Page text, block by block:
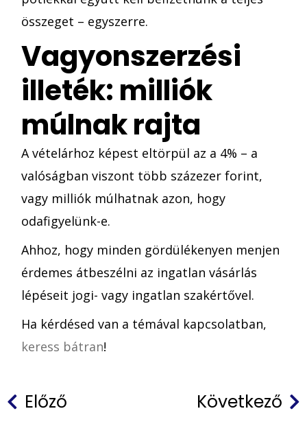
összeget – egyszerre.
Vagyonszerzési
illeték: milliók
múlnak rajta
A vételárhoz képest eltörpül az a 4% – a
valóságban viszont több százezer forint,
vagy milliók múlhatnak azon, hogy
odafigyelünk-e.
Ahhoz, hogy minden gördülékenyen menjen
érdemes átbeszélni az ingatlan vásárlás
lépéseit jogi- vagy ingatlan szakértővel.
Ha kérdésed van a témával kapcsolatban,
keress bátran!
Előző Következő